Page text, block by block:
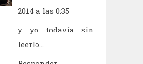
2014 a las 0:35
y yo todavía sin
leerlo...